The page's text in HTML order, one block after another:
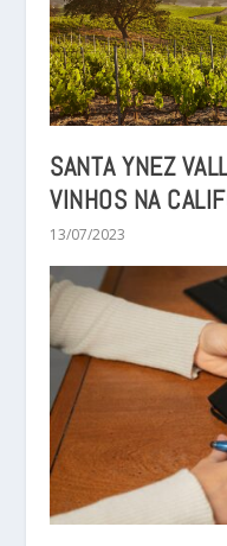
SANTA YNEZ
VINHOS NA
13/07/2023